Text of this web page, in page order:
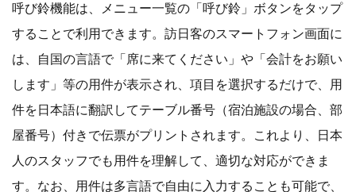
呼び鈴機能は、メニュー一覧の「呼び鈴」ボタンをタップ
することで利用できます。訪日客のスマートフォン画面に
は、自国の言語で「席に来てください」や「会計をお願い
します」等の用件が表示され、項目を選択するだけで、用
件を日本語に翻訳してテーブル番号（宿泊施設の場合、部
屋番号）付きで伝票がプリントされます。これより、日本
人のスタッフでも用件を理解して、適切な対応ができま
す。なお、用件は多言語で自由に入力することも可能で、